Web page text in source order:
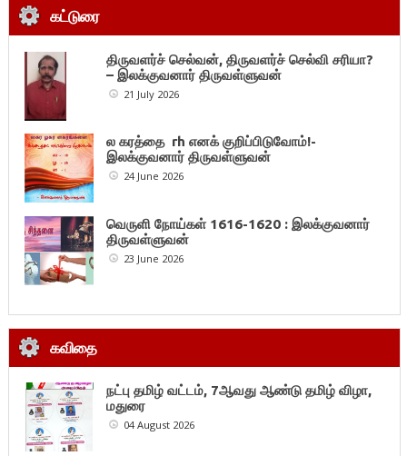
கட்டுரை
திருவளர்ச் செல்வன், திருவளர்ச் செல்வி சரியா?
– இலக்குவனார் திருவள்ளுவன்
21 July 2026
ல கரத்தை rh எனக் குறிப்பிடுவோம்!-
இலக்குவனார் திருவள்ளுவன்
24 June 2026
வெருளி நோய்கள் 1616-1620 : இலக்குவனார்
திருவள்ளுவன்
23 June 2026
கவிதை
நட்பு தமிழ் வட்டம், 7ஆவது ஆண்டு தமிழ் விழா,
மதுரை
04 August 2026